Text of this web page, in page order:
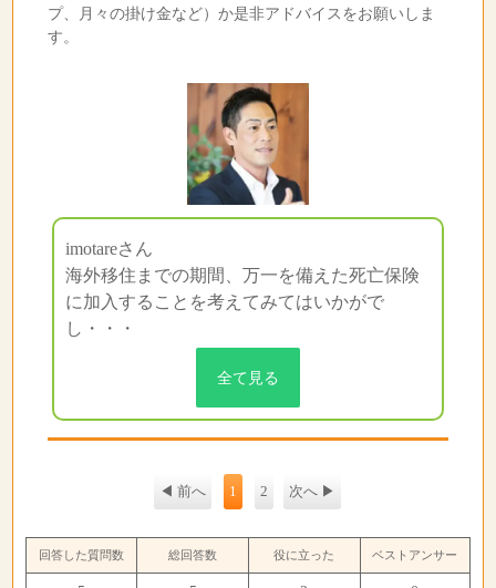
プ、月々の掛け金など）か是非アドバイスをお願いしま
す。
imotareさん
海外移住までの期間、万一を備えた死亡保険
に加入することを考えてみてはいかがで
し・・・
全て見る
◀ 前へ 1 2 次へ ▶
回答した質問数 総回答数 役に立った ベストアンサー